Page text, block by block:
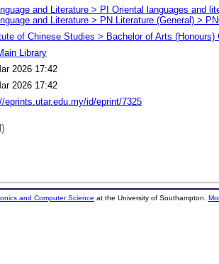
and Literature > PI Oriental languages and
and Literature > PN Literature (General) >
of Chinese Studies > Bachelor of Arts (Honours)
Library
2026 17:42
2026 17:42
eprints.utar.edu.my/id/eprint/7325
and Computer Science at the University of Southampton.